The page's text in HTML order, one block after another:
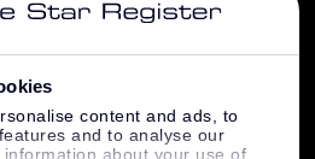
content and ads, to
and to analyse our
about your use of